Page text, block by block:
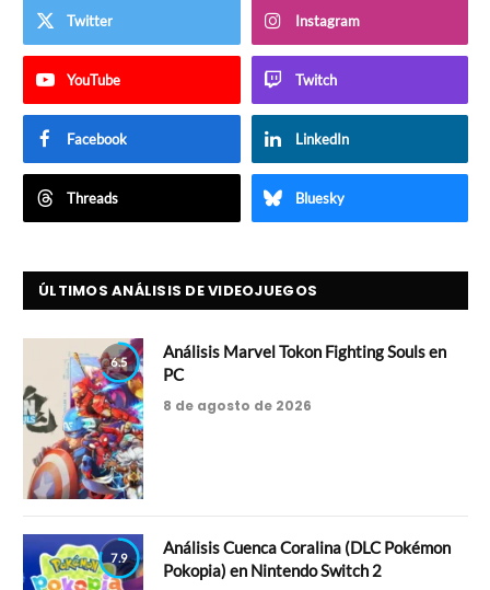
Twitter Instagram
YouTube Twitch
Facebook LinkedIn
Threads Bluesky
ÚLTIMOS ANÁLISIS DE VIDEOJUEGOS
6.5
Análisis Marvel Tokon Fighting Souls en
PC
8 de agosto de 2026
7.9
Análisis Cuenca Coralina (DLC Pokémon
Pokopia) en Nintendo Switch 2